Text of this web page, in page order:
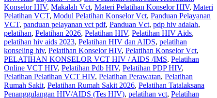
Konselor HIV, Makalah Vct, Materi Pelatihan Konselor HIV, Materi
Pelatihan VCT, Modul Pelatihan Konselor Vct, Panduan Pelayanan
VCT, panduan pelayanan vct pdf, Panduan Vct, pdp hiv adalah,
pelatihan, Pelatihan 2026, Pelatihan HIV, Pelatihan HIV Aids,
pelatihan hiv aids 2023, Pelatihan HIV dan AIDS, pelatihan
konseling hiv, Pelatihan Konselor HIV, Pelatihan Konselor Vct,
PELATIHAN KONSELOR VCT HIV / AIDS /IMS, Pelatihan
Online VCT HIV, Pelatihan Pdb HIV, Pelatihan PDP HIV,
Pelatihan Pelatihan VCT HIV, Pelatihan Perawatan, Pelatihan
Rumah Sakit‎, Pelatihan Rumah Sakit 2026, Pelatihan Tatalaksana
Penanggulangan HIV/AIDS (Tes HIV), pelatihan vct, Pelatihan